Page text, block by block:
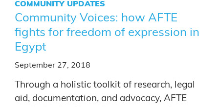
COMMUNITY UPDATES
Community Voices: how AFTE
fights for freedom of expression in
Egypt
September 27, 2018
Through a holistic toolkit of research, legal
aid, documentation, and advocacy, AFTE